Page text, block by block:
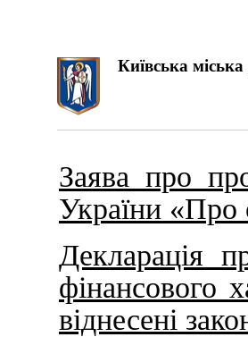
Київська
Заява про
України
Декларація
фінансового
віднесені